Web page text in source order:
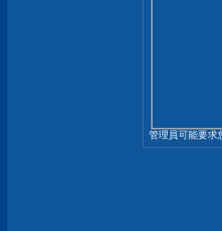
管理員可能要求